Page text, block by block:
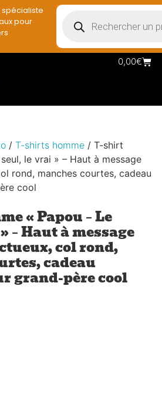
pour
0,00€
/ T-shirts homme / T-shirt
le vrai » – Haut à message
rond, manches courtes, cadeau
cool
« Papou – Le
– Haut à message
col rond,
cadeau
grand-père cool